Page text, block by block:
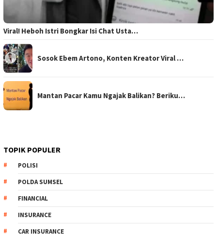
Viral! Heboh Istri Bongkar Isi Chat Usta…
Sosok Ebem Artono, Konten Kreator Viral …
Mantan Pacar Kamu Ngajak Balikan? Beriku…
TOPIK POPULER
POLISI
POLDA SUMSEL
FINANCIAL
INSURANCE
CAR INSURANCE